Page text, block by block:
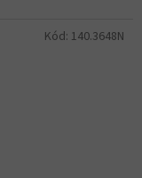
Kód: 140.3648N